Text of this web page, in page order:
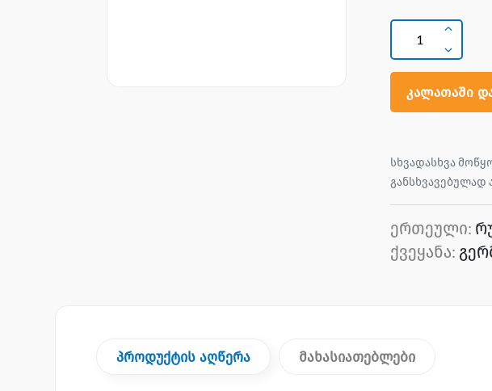
კალათაში
სხვადასხვა
განსხვავებულად
ერთეული:
ქვეყანა:
პროდუქტის აღწერა მახასიათებლები